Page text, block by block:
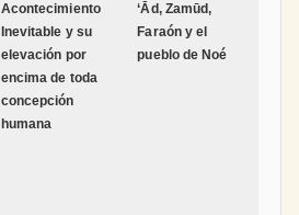
Acontecimiento
Inevitable y su
elevación por
encima de toda
concepción
humana
‘Ād, Zamūd,
Faraón y el
pueblo de Noé